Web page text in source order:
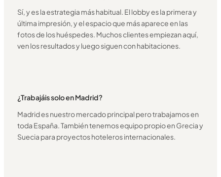
Sí, y es la estrategia más habitual. El lobby es la primera y
última impresión, y el espacio que más aparece en las
fotos de los huéspedes. Muchos clientes empiezan aquí,
ven los resultados y luego siguen con habitaciones.
¿Trabajáis solo en Madrid?
Madrid es nuestro mercado principal pero trabajamos en
toda España. También tenemos equipo propio en Grecia y
Suecia para proyectos hoteleros internacionales.